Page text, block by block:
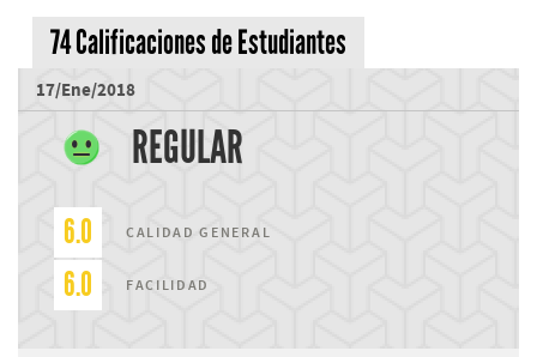
74 Calificaciones de Estudiantes
17/Ene/2018
REGULAR
6.0 CALIDAD GENERAL
6.0 FACILIDAD